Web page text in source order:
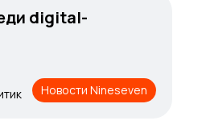
digital-
Новости Nineseven